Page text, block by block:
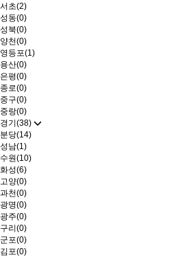
서초(2)
성동(0)
성북(0)
양천(0)
영등포(1)
용산(0)
은평(0)
종로(0)
중구(0)
중랑(0)
경기(38)
분당(14)
성남(1)
수원(10)
화성(6)
고양(0)
과천(0)
광명(0)
광주(0)
구리(0)
군포(0)
김포(0)